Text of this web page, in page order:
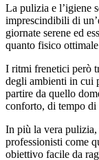
La pulizia e l’igiene
imprescindibili di
giornate serene ed
quanto fisico
I ritmi frenetici però
degli ambienti in cui
partire da quello
conforto, di tempo
In più la vera pulizia,
professionisti come
obiettivo facile da